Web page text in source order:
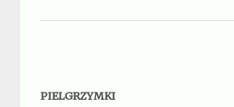
PIELGRZYMKI